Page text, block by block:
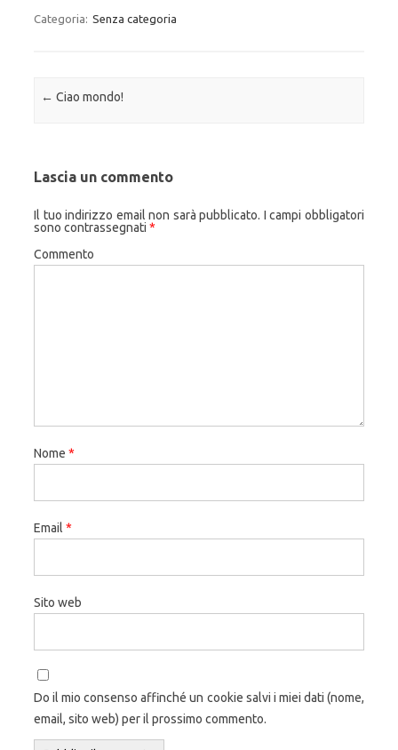
Categoria: Senza categoria
Navigazione articolo
← Ciao mondo!
Lascia un commento
Il tuo indirizzo email non sarà pubblicato. I campi obbligatori
sono contrassegnati *
Commento
Nome *
Email *
Sito web
Do il mio consenso affinché un cookie salvi i miei dati (nome,
email, sito web) per il prossimo commento.